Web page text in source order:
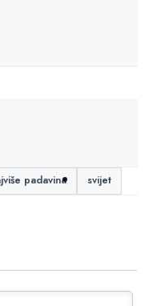
padavina svijet